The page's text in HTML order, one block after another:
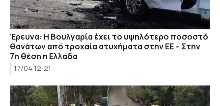
Έρευνα: Η Βουλγαρία έχει το υψηλότερο ποσοστό
θανάτων από τροχαία ατυχήματα στην ΕΕ – Στην
7η θέση η Ελλάδα
17/04 12:21